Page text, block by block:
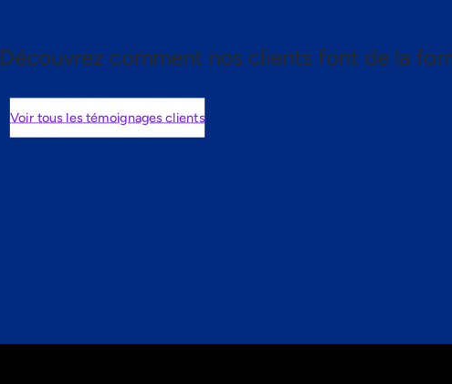
Découvrez comment nos clients font de la
Voir tous les témoignages clients